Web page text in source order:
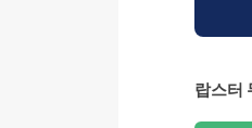
랍스터